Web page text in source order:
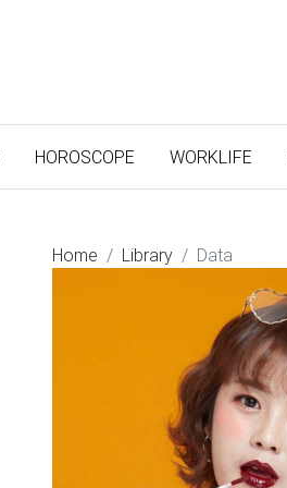
HOROSCOPE WORKLIFE
Home Library Data